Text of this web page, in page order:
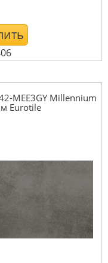
MEE3GY Millennium
Eurotile